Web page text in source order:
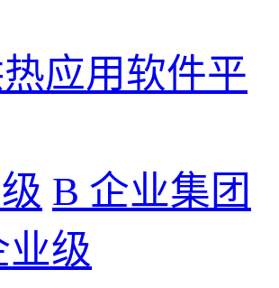
应用软件平
B 企业集团
业级